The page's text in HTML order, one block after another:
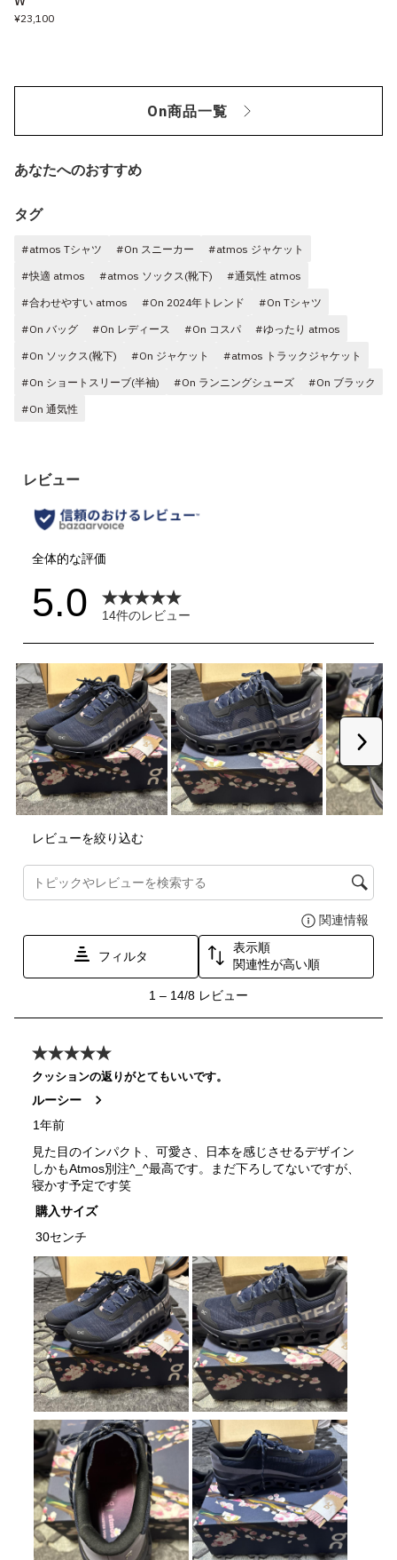
¥23,100
On商品一覧
あなたへのおすすめ
タグ
#atmos Tシャツ #On スニーカー
#atmos ジャケット
#快適 atmos
#atmos ソックス(靴下)
#通気性 atmos
#合わせやすい atmos
#On 2024年トレンド
#On Tシャツ
#On バッグ
#On レディース #On コスパ
#ゆったり atmos
#On ソックス(靴下)
#On ジャケット
#atmos トラックジャケット
#On ショートスリーブ(半袖)
#On ランニングシューズ
#On ブラック
#On 通気性